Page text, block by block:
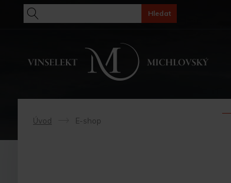
Hledat
Úvod ->E-shop